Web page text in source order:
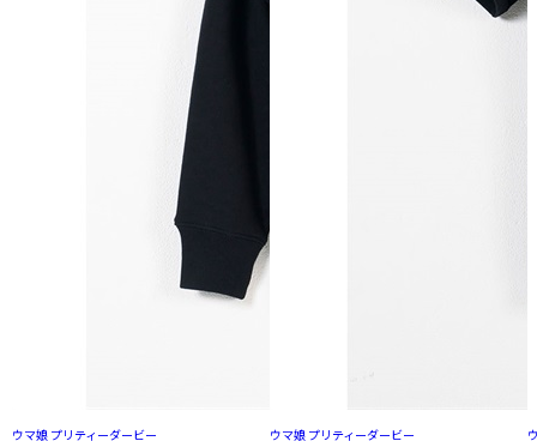
ウマ娘 プリティーダービー
ウマ娘 プリティーダービー